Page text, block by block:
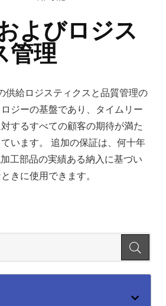
よびロジス
管理
供給ロジスティクスと品質管理の
ジーの基盤であり、タイムリー
するすべての顧客の期待が満た
います。 追加の保証は、何十年
工部品の実績ある納入に基づい
きに使用できます。